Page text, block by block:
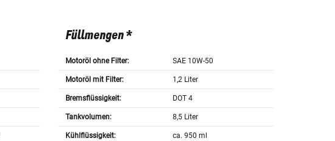
Füllmengen *
Motoröl ohne Filter: SAE 10W-50
Motoröl mit Filter: 1,2 Liter
Bremsflüssigkeit: DOT 4
Tankvolumen: 8,5 Liter
Kühlflüssigkeit: ca. 950 ml